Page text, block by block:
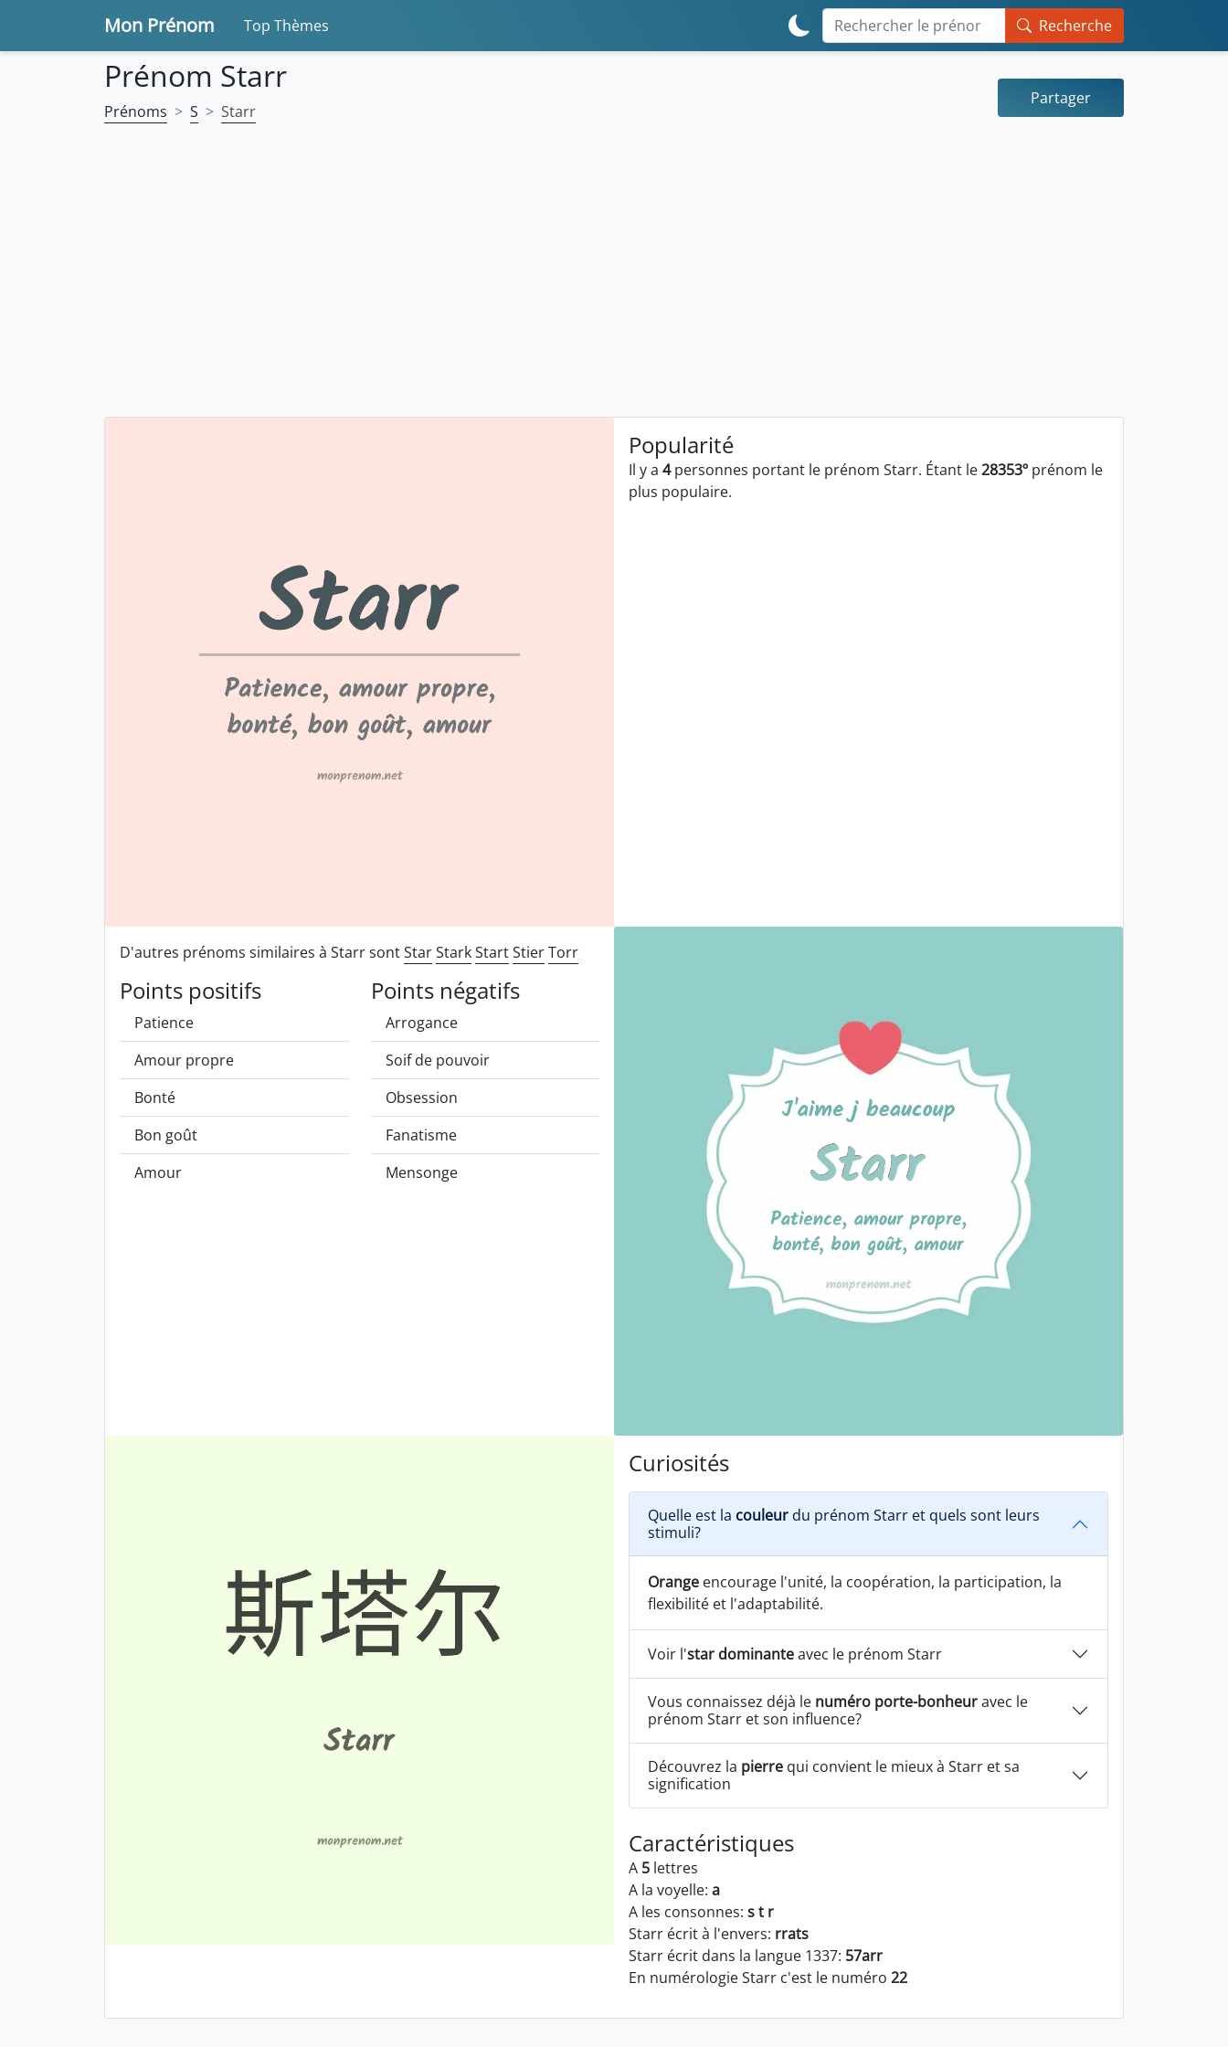
Mon Prénom Top Thèmes Recherche
Prénom Starr
Prénoms S Starr
Partager
Popularité
Il y a 4personnes portant le prénom Starr. Étant le28353º prénom le
plus populaire.
D'autres prénoms similaires à Starr sontStarStarkStartStierTorr
Points positifs
Patience
Amour propre
Bonté
Bon goût
Amour
Points négatifs
Arrogance
Soif de pouvoir
Obsession
Fanatisme
Mensonge
Curiosités
Quelle est la couleur du prénom Starr et quels sont leurs
stimuli?
Orange encourage l'unité, la coopération, la participation, la
flexibilité et l'adaptabilité.
Voir l'star dominanteavec le prénom Starr
Vous connaissez déjà le numéro porte-bonheuravec le
prénom Starr et son influence?
Découvrez la pierre qui convient le mieux à Starr et sa
signification
Caractéristiques
A 5 lettres
A la voyelle: a
A les consonnes: s t r
Starr écrit à l'envers: rrats
Starr écrit dans la langue 1337: 57arr
En numérologie Starr c'est le numéro 22